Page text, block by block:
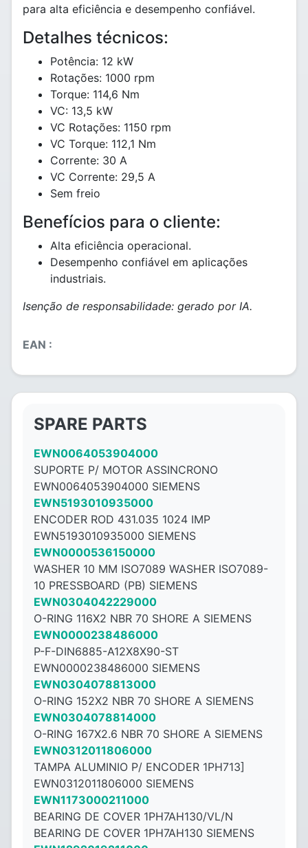
para alta eficiência e desempenho confiável.
Detalhes técnicos:
Potência: 12 kW
Rotações: 1000 rpm
Torque: 114,6 Nm
VC: 13,5 kW
VC Rotações: 1150 rpm
VC Torque: 112,1 Nm
Corrente: 30 A
VC Corrente: 29,5 A
Sem freio
Benefícios para o cliente:
Alta eficiência operacional.
Desempenho confiável em aplicações
industriais.
Isenção de responsabilidade: gerado por IA.
EAN :
SPARE PARTS
EWN0064053904000
SUPORTE P/ MOTOR ASSINCRONO
EWN0064053904000 SIEMENS
EWN5193010935000
ENCODER ROD 431.035 1024 IMP
EWN5193010935000 SIEMENS
EWN0000536150000
WASHER 10 MM ISO7089 WASHER ISO7089-
10 PRESSBOARD (PB) SIEMENS
EWN0304042229000
O-RING 116X2 NBR 70 SHORE A SIEMENS
EWN0000238486000
P-F-DIN6885-A12X8X90-ST
EWN0000238486000 SIEMENS
EWN0304078813000
O-RING 152X2 NBR 70 SHORE A SIEMENS
EWN0304078814000
O-RING 167X2.6 NBR 70 SHORE A SIEMENS
EWN0312011806000
TAMPA ALUMINIO P/ ENCODER 1PH713]
EWN0312011806000 SIEMENS
EWN1173000211000
BEARING DE COVER 1PH7AH130/VL/N
BEARING DE COVER 1PH7AH130 SIEMENS